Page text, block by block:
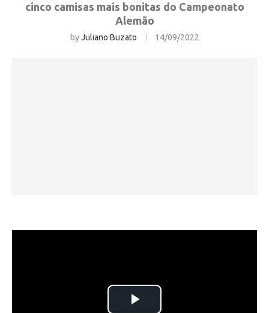
cinco camisas mais bonitas do Campeonato
Alemão
byJuliano Buzato 14/09/2022